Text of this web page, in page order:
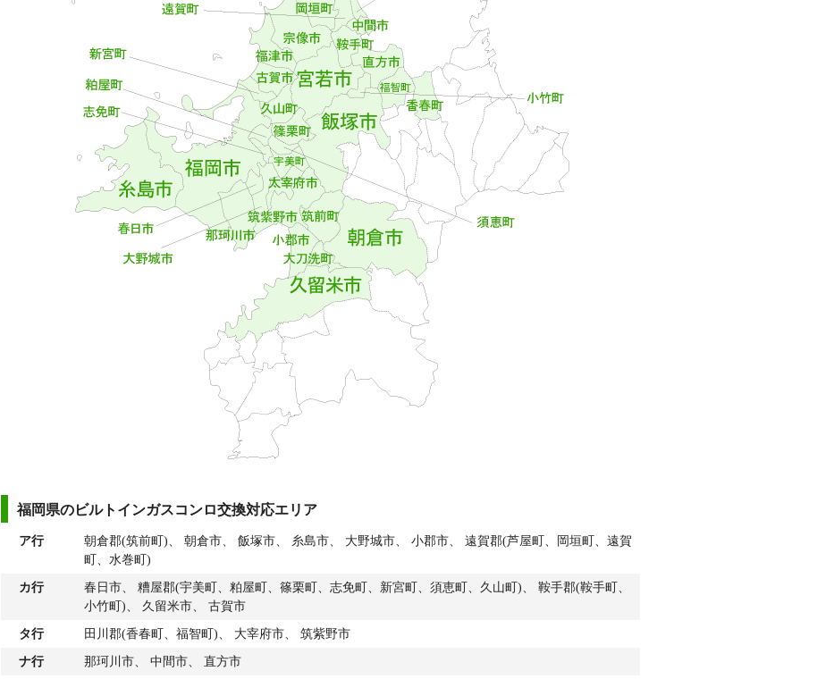
福岡県のビルトインガスコンロ交換対応エリア
ア行
朝倉郡(筑前町)、 朝倉市、 飯塚市、 糸島市、 大野城市、 小郡市、 遠賀郡(芦屋町、岡垣町、遠賀
町、水巻町)
カ行 春日市、 糟屋郡(宇美町、粕屋町、篠栗町、志免町、新宮町、須恵町、久山町)、 鞍手郡(鞍手町、
小竹町)、 久留米市、 古賀市
タ行 田川郡(香春町、福智町)、 大宰府市、 筑紫野市
ナ行 那珂川市、 中間市、 直方市